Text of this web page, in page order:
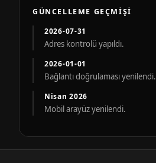
GÜNCELLEME GEÇMIŞI
2026-07-31
Adres kontrolü yapıldı.
2026-01-01
Bağlantı doğrulaması yenilendi.
Nisan 2026
Mobil arayüz yenilendi.